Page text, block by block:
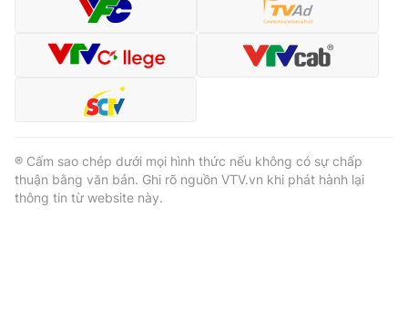
® Cấm sao chép dưới mọi hình thức nếu không có sự chấp
thuận bằng văn bản. Ghi rõ nguồn VTV.vn khi phát hành lại
thông tin từ website này.